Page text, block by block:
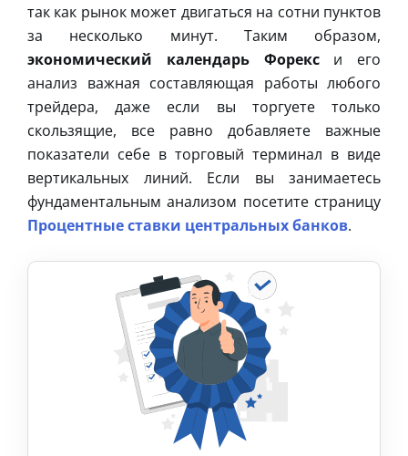
так как рынок может двигаться на сотни пунктов
за несколько минут. Таким образом,
экономический календарь Форекси его
анализ важная составляющая работы любого
трейдера, даже если вы торгуете только
скользящие, все равно добавляете важные
показатели себе в торговый терминал в виде
вертикальных линий. Если вы занимаетесь
фундаментальным анализом посетите страницу
Процентные ставки центральных банков.